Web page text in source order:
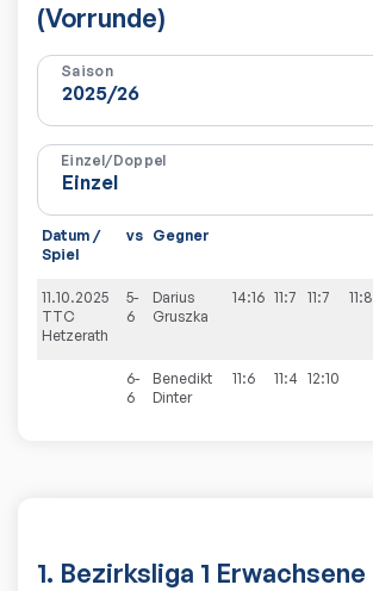
(Vorrunde)
Saison
Einzel/Doppel
Datum /
Spiel
vs Gegner
11.10.2025
TTC
Hetzerath
5-
6
Darius
Gruszka
14:16 11:7 11:7 11:8
6-
6
Benedikt
Dinter
11:6 11:4 12:10
1. Bezirksliga 1 Erwachsene